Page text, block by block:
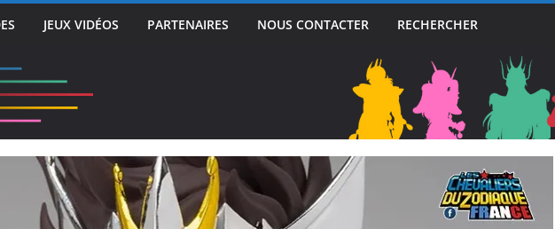
JEUX VIDÉOS PARTENAIRES NOUS CONTACTER RECHERCHER